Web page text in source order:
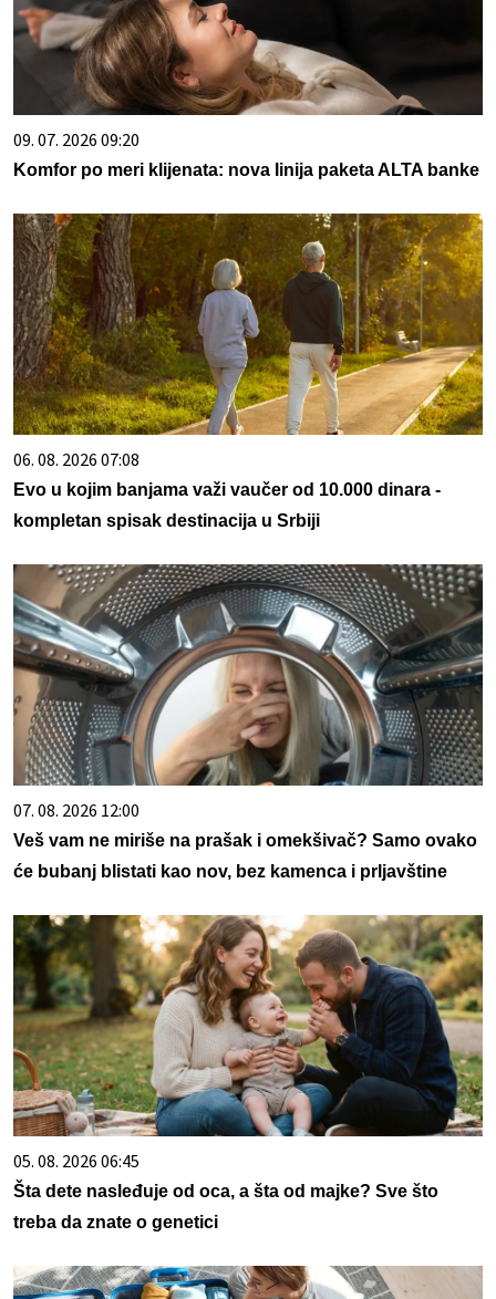
09. 07. 2026 09:20
Komfor po meri klijenata: nova linija paketa ALTA banke
06. 08. 2026 07:08
Evo u kojim banjama važi vaučer od 10.000 dinara -
kompletan spisak destinacija u Srbiji
07. 08. 2026 12:00
Veš vam ne miriše na prašak i omekšivač? Samo ovako
će bubanj blistati kao nov, bez kamenca i prljavštine
05. 08. 2026 06:45
Šta dete nasleđuje od oca, a šta od majke? Sve što
treba da znate o genetici